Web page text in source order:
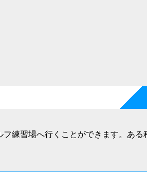
練習場へ行くことができます。あ